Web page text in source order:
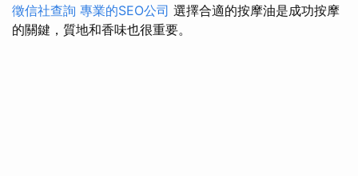
徵信社查詢 專業的SEO公司 選擇合適的按摩油是成功按摩
的關鍵，質地和香味也很重要。